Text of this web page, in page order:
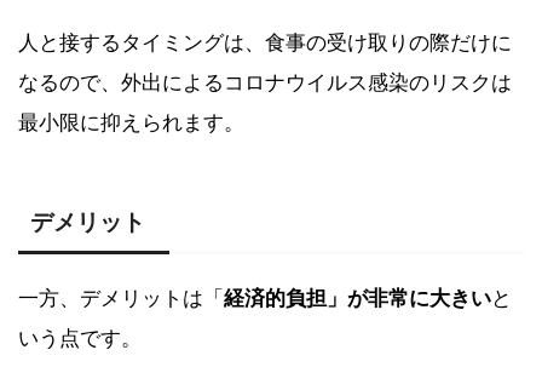
人と接するタイミングは、食事の受け取りの際だけに
なるので、外出によるコロナウイルス感染のリスクは
最小限に抑えられます。
デメリット
一方、デメリットは「 経済的負担」が非常に大きいと
いう点です。